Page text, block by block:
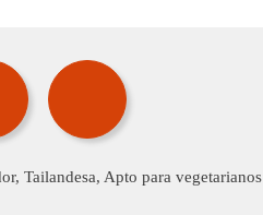
Tailandesa, Apto para vegetarianos